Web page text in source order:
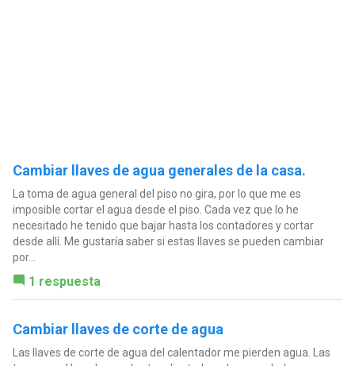
Cambiar llaves de agua generales de la casa.
La toma de agua general del piso no gira, por lo que me es
imposible cortar el agua desde el piso. Cada vez que lo he
necesitado he tenido que bajar hasta los contadores y cortar
desde allí. Me gustaría saber si estas llaves se pueden cambiar
por...
1 respuesta
Cambiar llaves de corte de agua
Las llaves de corte de agua del calentador me pierden agua. Las